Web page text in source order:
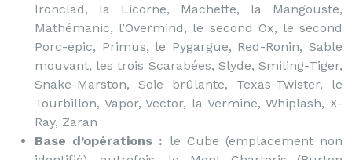
Ironclad, la Licorne, Machette, la Mangouste,
Mathémanic, l’Overmind, le second Ox, le second
Porc-épic, Primus, le Pygargue, Red-Ronin, Sable
mouvant, les trois Scarabées, Slyde, Smiling-Tiger,
Snake-Marston, Soie brûlante, Texas-Twister, le
Tourbillon, Vapor, Vector, la Vermine, Whiplash, X-
Ray, Zaran
Base d’opérations : le Cube (emplacement non